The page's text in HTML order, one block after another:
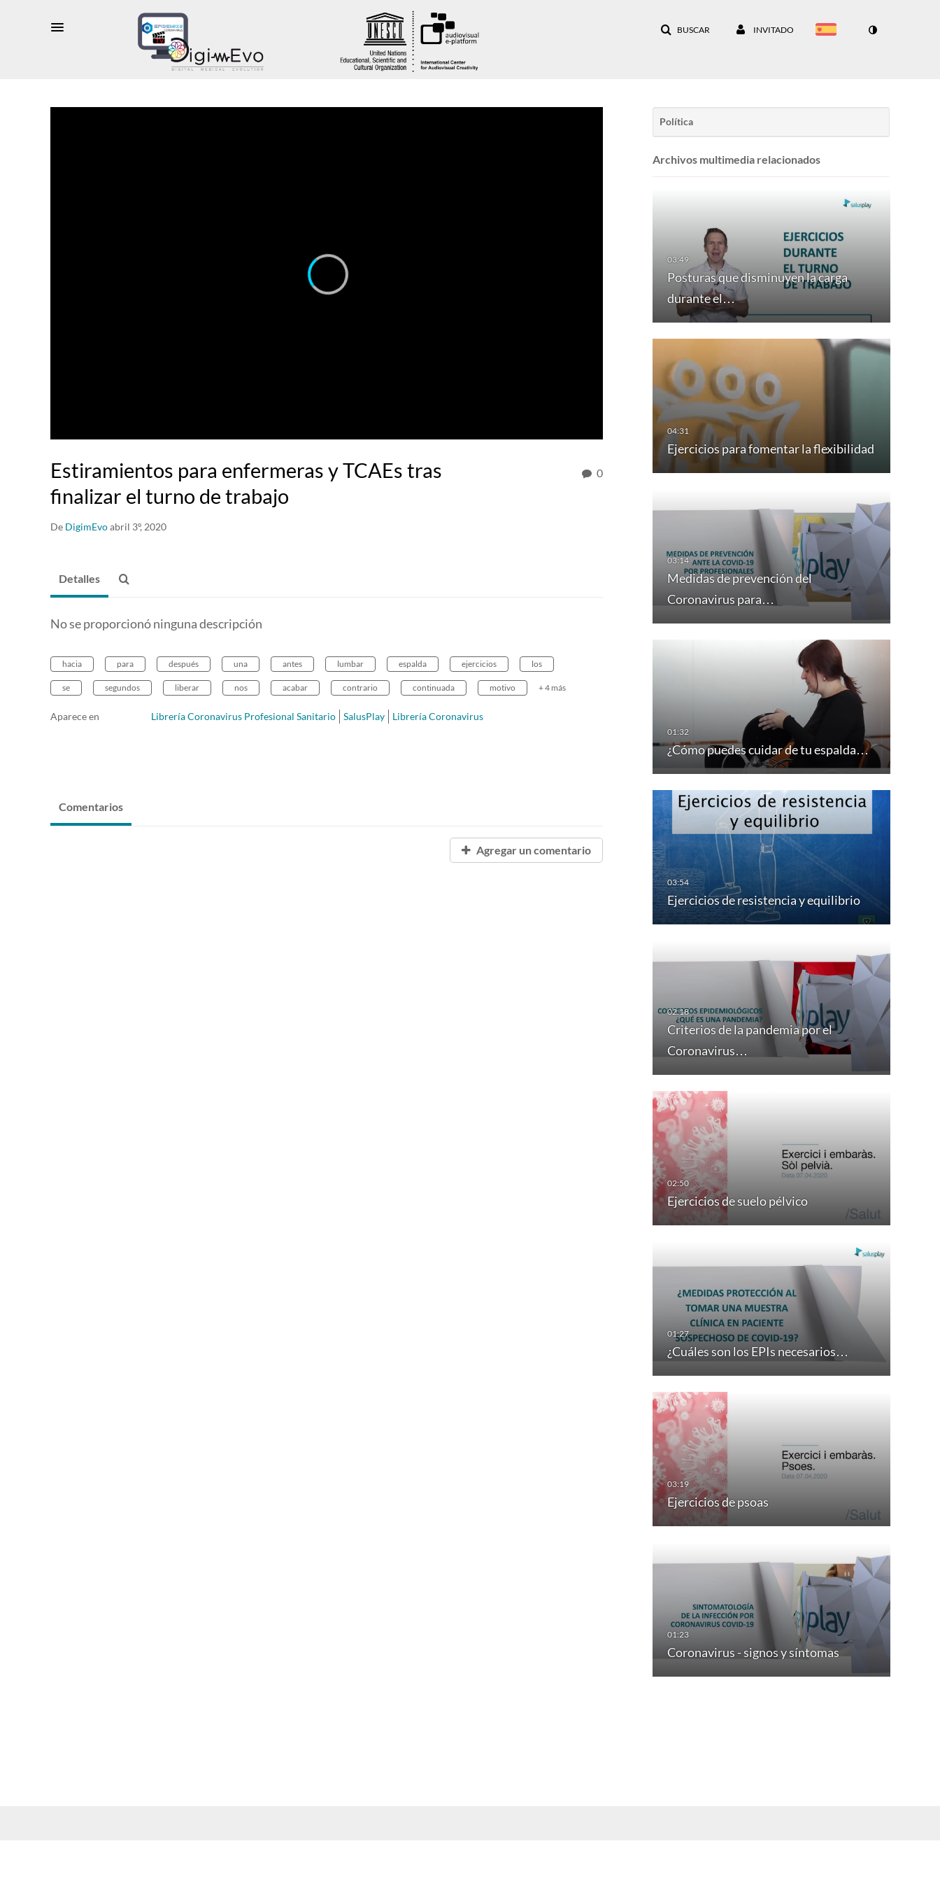
BUSCAR INVITADO
Estiramientos para enfermeras y TCAEs tras
finalizar el turno de trabajo
De DigimEvoabril 3º, 2020
0
Política
Archivos multimedia relacionados
Posturas que disminuyen la carga
durante el…
Ejercicios para fomentar la flexibilidad
Medidas de prevención del
Coronavirus para…
¿Cómo puedes cuidar de tu espalda…
Ejercicios de resistencia y equilibrio
Criterios de la pandemia por el
Coronavirus…
Ejercicios de suelo pélvico
¿Cuáles son los EPIs necesarios…
Ejercicios de psoas
Coronavirus - signos y síntomas
Detalles
No se proporcionó ninguna descripción
hacia para después una antes lumbar espalda ejercicios los
se segundos liberar nos acabar contrario continuada motivo + 4 más
Aparece en Librería Coronavirus Profesional Sanitario SalusPlay Librería Coronavirus
Comentarios
Agregar un comentario